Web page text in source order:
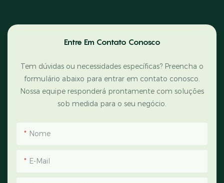
Entre Em Contato Conosco
Tem dúvidas ou necessidades específicas? Preencha o
formulário abaixo para entrar em contato conosco.
Nossa equipe responderá prontamente com soluções
sob medida para o seu negócio.
Nome
E-Mail